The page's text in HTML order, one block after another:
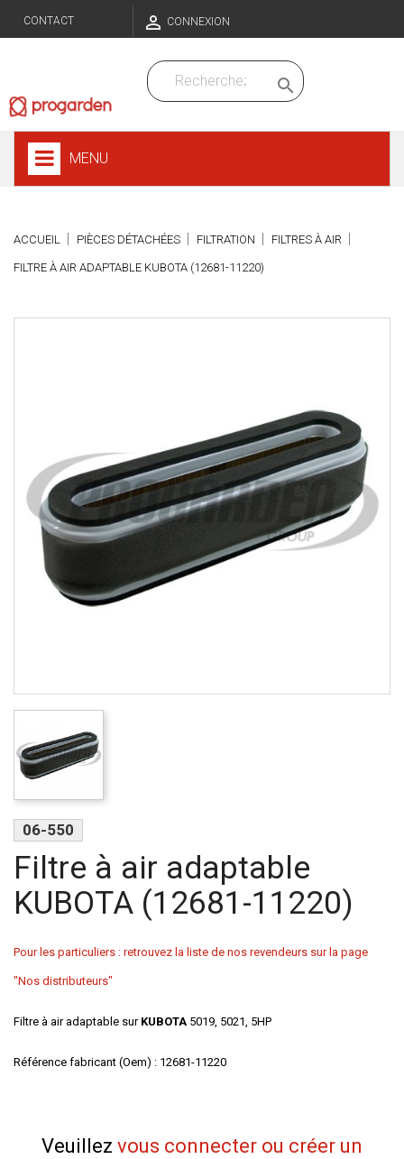
CONTACT  CONNEXION

MENU
ACCUEIL PIÈCES DÉTACHÉES FILTRATION FILTRES À AIR
FILTRE À AIR ADAPTABLE KUBOTA (12681-11220)
06-550
Filtre à air adaptable
KUBOTA (12681-11220)
Pour les particuliers : retrouvez la liste de nos revendeurs sur la page
"Nos distributeurs"
Filtre à air adaptable sur KUBOTA 5019, 5021, 5HP
Référence fabricant (Oem) : 12681-11220
Veuillez vous connecter ou créer un